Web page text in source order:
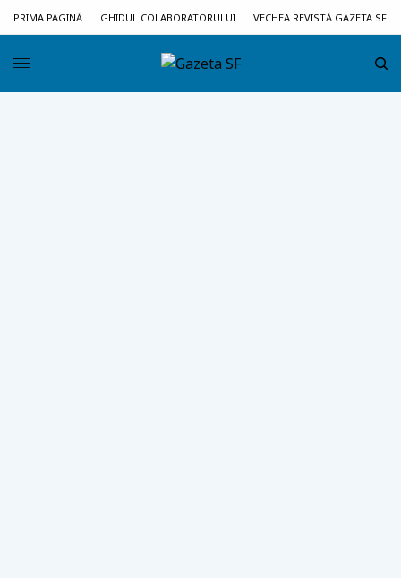
PRIMA PAGINĂ GHIDUL COLABORATORULUI VECHEA REVISTĂ GAZETA SF